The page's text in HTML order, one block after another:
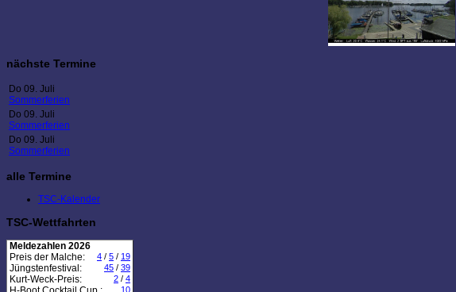
nächste Termine
Do 09. Juli
Sommerferien
Do 09. Juli
Sommerferien
Do 09. Juli
Sommerferien
alle Termine
TSC-Kalender
TSC-Wettfahrten
Meldezahlen 2026
Preis der Malche:
4 / 5 / 19
Jüngstenfestival: 45 / 39
Kurt-Weck-Preis: 2 / 4
10